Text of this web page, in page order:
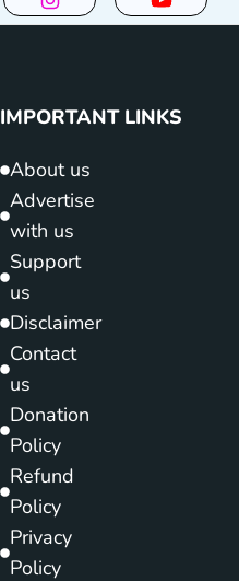
IMPORTANT LINKS
About us
Advertise
with us
Support
us
Disclaimer
Contact
us
Donation
Policy
Refund
Policy
Privacy
Policy